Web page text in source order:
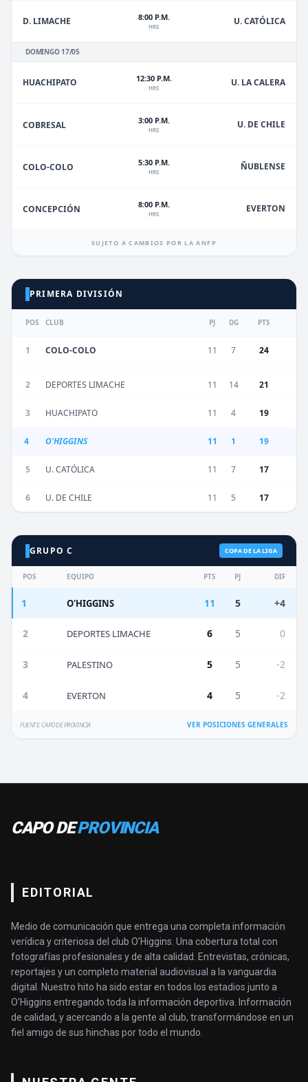
D. LIMACHE 8:00 P.M.
HRS U. CATÓLICA
DOMINGO 17/05
HUACHIPATO 12:30 P.M.
HRS U. LA CALERA
COBRESAL 3:00 P.M.
HRS U. DE CHILE
COLO-COLO 5:30 P.M.
HRS ÑUBLENSE
CONCEPCIÓN 8:00 P.M.
HRS EVERTON
SUJETO A CAMBIOS POR LA ANFP
PRIMERA DIVISIÓN
POS CLUB PJ DG PTS
1 COLO-COLO 11 7 24
2 DEPORTES LIMACHE 11 14 21
3 HUACHIPATO 11 4 19
4 O'HIGGINS 11 1 19
5 U. CATÓLICA 11 7 17
6 U. DE CHILE 11 5 17
GRUPO C COPA DE LA LIGA
POS EQUIPO PTS PJ DIF
1 O'HIGGINS 11 5 +4
2 DEPORTES LIMACHE 6 5 0
3 PALESTINO 5 5 -2
4 EVERTON 4 5 -2
FUENTE: CAPO DE PROVINCIA VER POSICIONES GENERALES
CAPO DEPROVINCIA
EDITORIAL
Medio de comunicación que entrega una completa información
verídica y criteriosa del club O’Higgins. Una cobertura total con
fotografías profesionales y de alta calidad. Entrevistas, crónicas,
reportajes y un completo material audiovisual a la vanguardia
digital. Nuestro hito ha sido estar en todos los estadios junto a
O'Higgins entregando toda la información deportiva. Información
de calidad, y acercando a la gente al club, transformándose en un
fiel amigo de sus hinchas por todo el mundo.